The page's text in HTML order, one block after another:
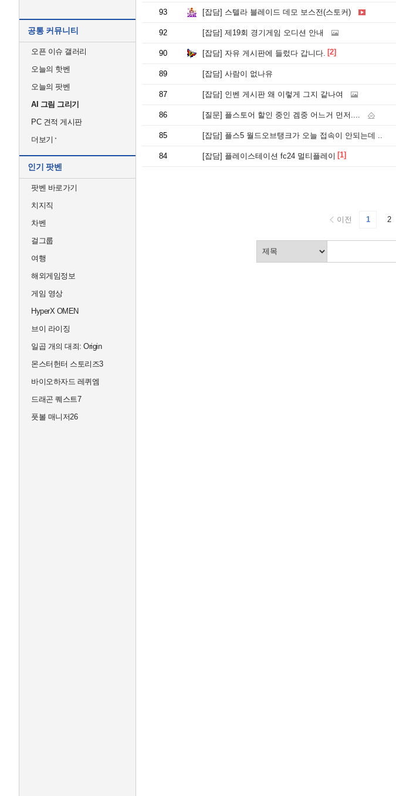
공통 커뮤니티
오픈 이슈 갤러리
오늘의 핫벤
오늘의 팟벤
AI 그림 그리기
PC 견적 게시판
더보기
인기 팟벤
팟벤 바로가기
치지직
차벤
걸그룹
여행
해외게임정보
게임 영상
HyperX OMEN
브이 라이징
일곱 개의 대죄: Origin
몬스터헌터 스토리즈3
바이오하자드 레퀴엠
드래곤 퀘스트7
풋볼 매니저26
93 [잡담] 스텔라 블레이드 데모 보스전(스토커)
92 [잡담] 제19회 경기게임 오디션 안내
90 [잡담] 자유 게시판에 들렀다 갑니다. [2]
89 [잡담] 사람이 없나유
87 [잡담] 인벤 게시판 왜 이렇게 그지 같나여
86 [질문] 플스토어 할인 중인 겜중 어느거 먼저....
85 [잡담] 플스5 월드오브탱크가 오늘 접속이 안되는데 ..
84 [잡담] 플레이스테이션 fc24 멀티플레이 [1]
이전 1 2